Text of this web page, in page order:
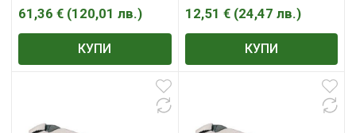
61,36 € (120,01 лв.)
КУПИ
12,51 € (24,47 лв.)
КУПИ